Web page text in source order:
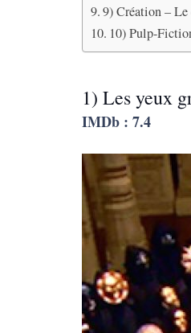
9) Création –
10) Pulp-
1) Les yeux
IMDb : 7.4